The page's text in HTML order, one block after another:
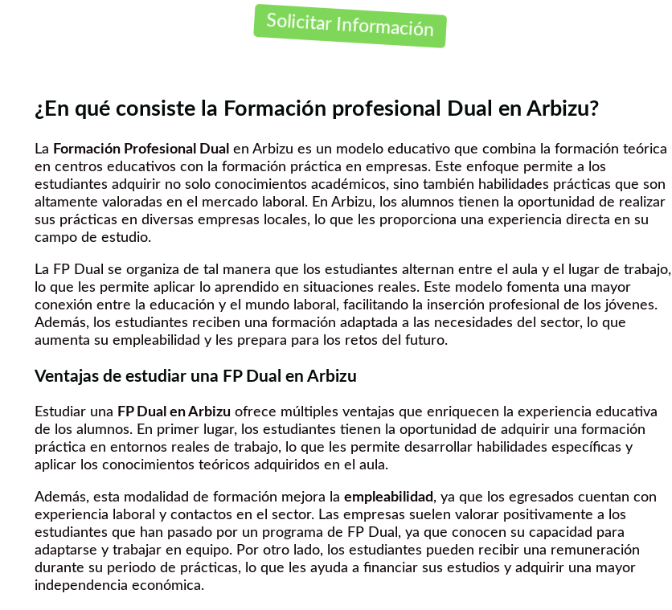
Solicitar Información
¿En qué consiste la Formación profesional Dual en Arbizu?
La Formación Profesional Dual en Arbizu es un modelo educativo que combina la formación teórica
en centros educativos con la formación práctica en empresas. Este enfoque permite a los
estudiantes adquirir no solo conocimientos académicos, sino también habilidades prácticas que son
altamente valoradas en el mercado laboral. En Arbizu, los alumnos tienen la oportunidad de realizar
sus prácticas en diversas empresas locales, lo que les proporciona una experiencia directa en su
campo de estudio.
La FP Dual se organiza de tal manera que los estudiantes alternan entre el aula y el lugar de trabajo,
lo que les permite aplicar lo aprendido en situaciones reales. Este modelo fomenta una mayor
conexión entre la educación y el mundo laboral, facilitando la inserción profesional de los jóvenes.
Además, los estudiantes reciben una formación adaptada a las necesidades del sector, lo que
aumenta su empleabilidad y les prepara para los retos del futuro.
Ventajas de estudiar una FP Dual en Arbizu
Estudiar una FP Dual en Arbizu ofrece múltiples ventajas que enriquecen la experiencia educativa
de los alumnos. En primer lugar, los estudiantes tienen la oportunidad de adquirir una formación
práctica en entornos reales de trabajo, lo que les permite desarrollar habilidades específicas y
aplicar los conocimientos teóricos adquiridos en el aula.
Además, esta modalidad de formación mejora la empleabilidad, ya que los egresados cuentan con
experiencia laboral y contactos en el sector. Las empresas suelen valorar positivamente a los
estudiantes que han pasado por un programa de FP Dual, ya que conocen su capacidad para
adaptarse y trabajar en equipo. Por otro lado, los estudiantes pueden recibir una remuneración
durante su periodo de prácticas, lo que les ayuda a financiar sus estudios y adquirir una mayor
independencia económica.